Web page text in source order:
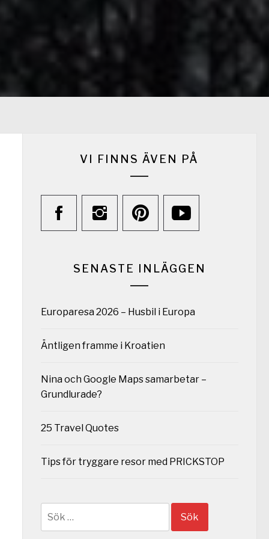
VI FINNS ÄVEN PÅ
SENASTE INLÄGGEN
Europaresa 2026 – Husbil i Europa
Äntligen framme i Kroatien
Nina och Google Maps samarbetar –
Grundlurade?
25 Travel Quotes
Tips för tryggare resor med PRICKSTOP